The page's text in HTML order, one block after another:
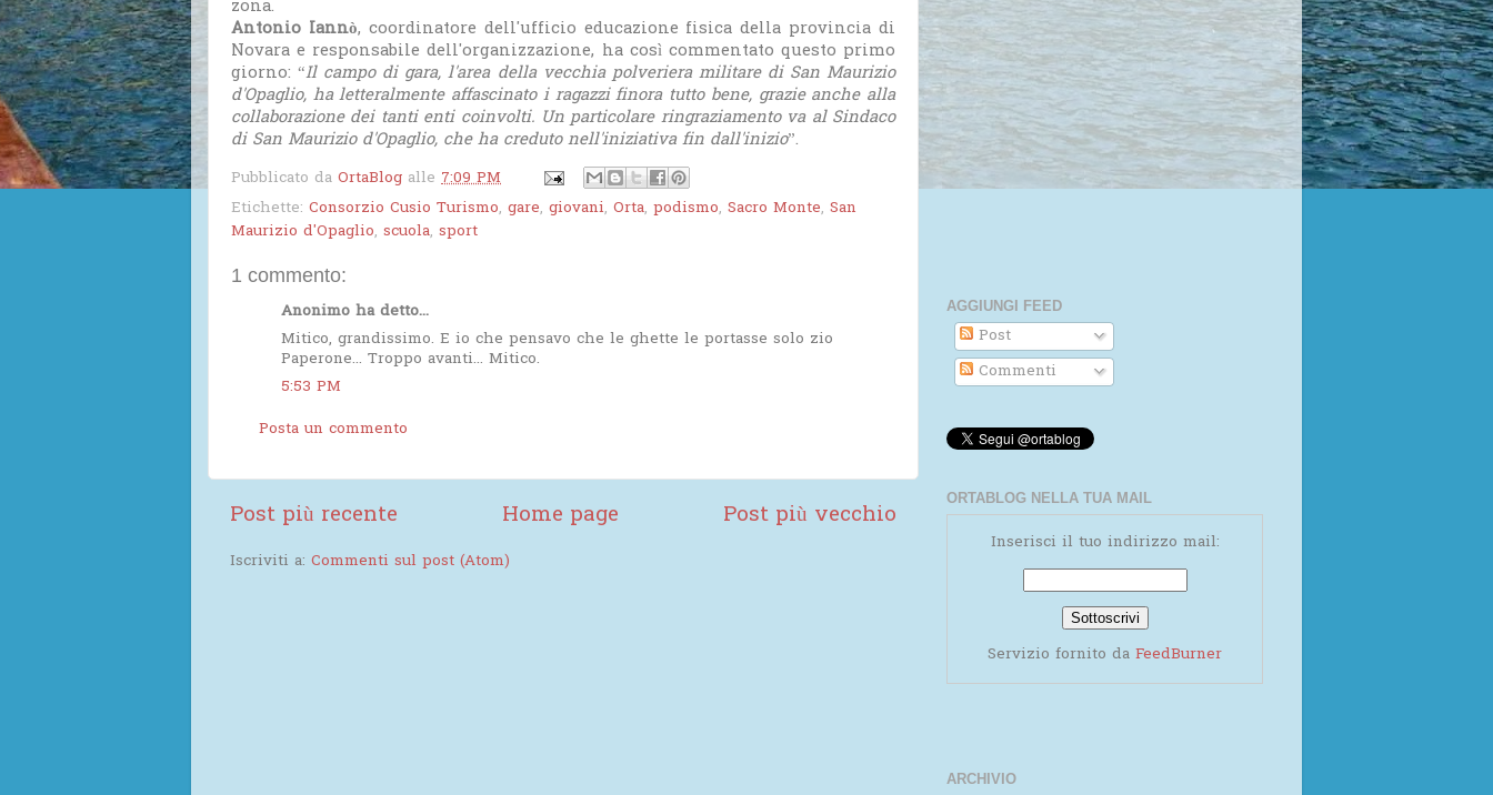
zona.
Antonio Iannò, coordinatore dell'ufficio educazione fisica della provincia di
Novara e responsabile dell'organizzazione, ha così commentato questo primo
giorno: “Il campo di gara, l'area della vecchia polveriera militare di San Maurizio
d'Opaglio, ha letteralmente affascinato i ragazzi finora tutto bene, grazie anche alla
collaborazione dei tanti enti coinvolti. Un particolare ringraziamento va al Sindaco
di San Maurizio d'Opaglio, che ha creduto nell'iniziativa fin dall'inizio”.
Pubblicato da OrtaBlog alle 7:09 PM
Etichette: Consorzio Cusio Turismo, gare, giovani, Orta, podismo, Sacro Monte, San
Maurizio d'Opaglio, scuola, sport
1 commento:
Anonimo ha detto...
Mitico, grandissimo. E io che pensavo che le ghette le portasse solo zio
Paperone... Troppo avanti... Mitico.
5:53 PM
Posta un commento
Post più recente Post più vecchio
Home page
Iscriviti a: Commenti sul post (Atom)
AGGIUNGI FEED
Post
Commenti
ORTABLOG NELLA TUA MAIL
Inserisci il tuo indirizzo mail:
Servizio fornito da FeedBurner
ARCHIVIO